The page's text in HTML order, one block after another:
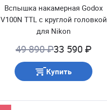
Вспышка накамерная Godox
V100N TTL с круглой головкой
для Nikon
49 890 ₽33 590 ₽
Купить